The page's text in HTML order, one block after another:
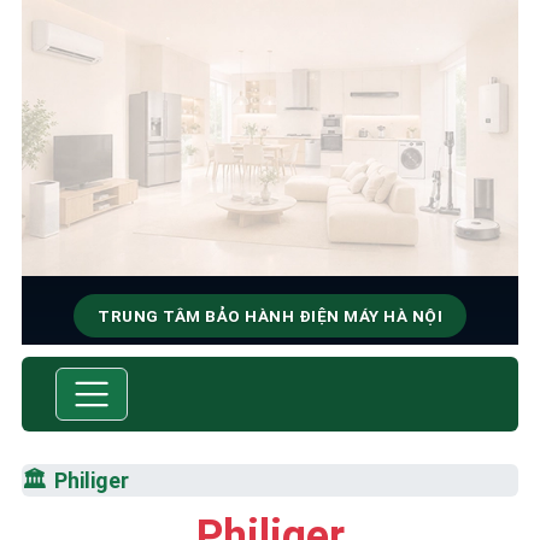
TRUNG TÂM BẢO HÀNH ĐIỆN MÁY HÀ NỘI
SỬA CHỮA & BẢO HÀNH
🏛️ Philiger